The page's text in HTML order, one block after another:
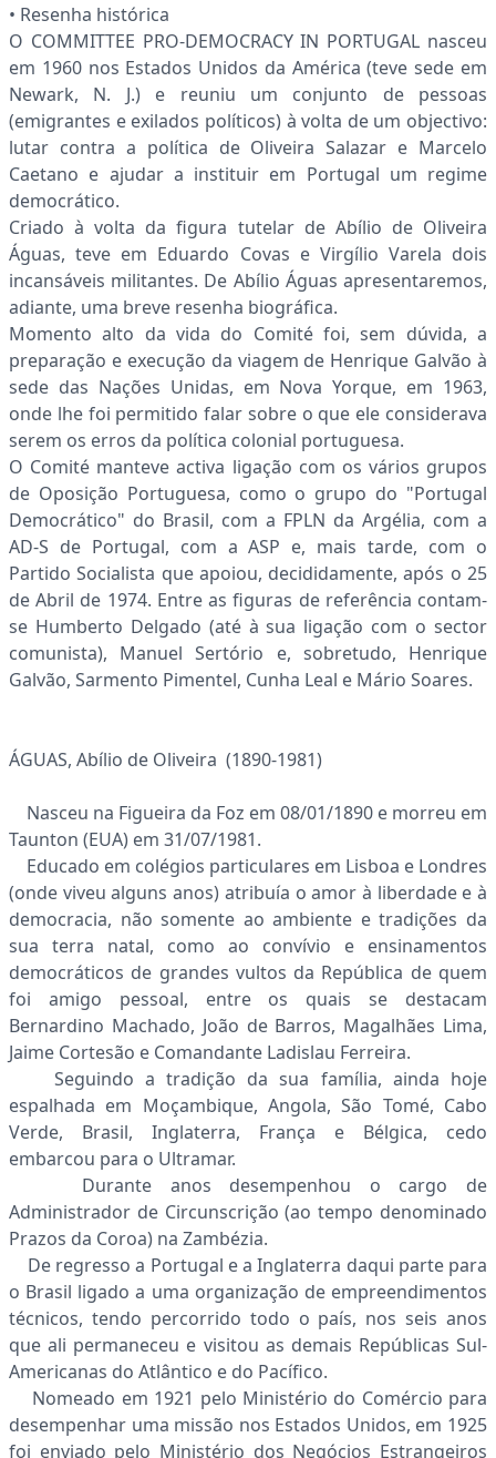
• Resenha histórica
O COMMITTEE PRO-DEMOCRACY IN PORTUGAL nasceu
em 1960 nos Estados Unidos da América (teve sede em
Newark, N. J.) e reuniu um conjunto de pessoas
(emigrantes e exilados políticos) à volta de um objectivo:
lutar contra a política de Oliveira Salazar e Marcelo
Caetano e ajudar a instituir em Portugal um regime
democrático.
Criado à volta da figura tutelar de Abílio de Oliveira
Águas, teve em Eduardo Covas e Virgílio Varela dois
incansáveis militantes. De Abílio Águas apresentaremos,
adiante, uma breve resenha biográfica.
Momento alto da vida do Comité foi, sem dúvida, a
preparação e execução da viagem de Henrique Galvão à
sede das Nações Unidas, em Nova Yorque, em 1963,
onde lhe foi permitido falar sobre o que ele considerava
serem os erros da política colonial portuguesa.
O Comité manteve activa ligação com os vários grupos
de Oposição Portuguesa, como o grupo do "Portugal
Democrático" do Brasil, com a FPLN da Argélia, com a
AD-S de Portugal, com a ASP e, mais tarde, com o
Partido Socialista que apoiou, decididamente, após o 25
de Abril de 1974. Entre as figuras de referência contam-
se Humberto Delgado (até à sua ligação com o sector
comunista), Manuel Sertório e, sobretudo, Henrique
Galvão, Sarmento Pimentel, Cunha Leal e Mário Soares.
ÁGUAS, Abílio de Oliveira (1890-1981)
Nasceu na Figueira da Foz em 08/01/1890 e morreu em
Taunton (EUA) em 31/07/1981.
Educado em colégios particulares em Lisboa e Londres
(onde viveu alguns anos) atribuía o amor à liberdade e à
democracia, não somente ao ambiente e tradições da
sua terra natal, como ao convívio e ensinamentos
democráticos de grandes vultos da República de quem
foi amigo pessoal, entre os quais se destacam
Bernardino Machado, João de Barros, Magalhães Lima,
Jaime Cortesão e Comandante Ladislau Ferreira.
Seguindo a tradição da sua família, ainda hoje
espalhada em Moçambique, Angola, São Tomé, Cabo
Verde, Brasil, Inglaterra, França e Bélgica, cedo
embarcou para o Ultramar.
Durante anos desempenhou o cargo de
Administrador de Circunscrição (ao tempo denominado
Prazos da Coroa) na Zambézia.
De regresso a Portugal e a Inglaterra daqui parte para
o Brasil ligado a uma organização de empreendimentos
técnicos, tendo percorrido todo o país, nos seis anos
que ali permaneceu e visitou as demais Repúblicas Sul-
Americanas do Atlântico e do Pacífico.
Nomeado em 1921 pelo Ministério do Comércio para
desempenhar uma missão nos Estados Unidos, em 1925
foi enviado pelo Ministério dos Negócios Estrangeiros